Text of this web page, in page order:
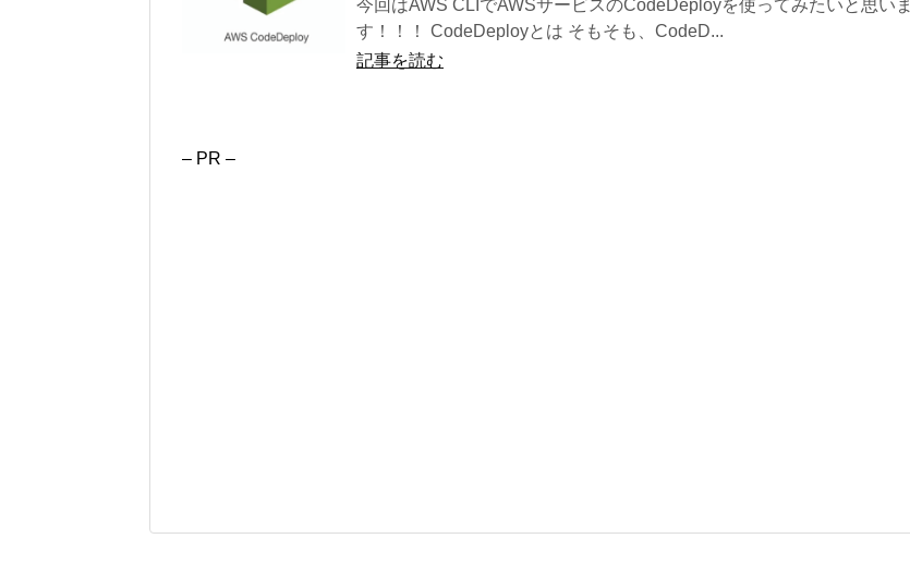
今回はAWS CLIでAWSサービスのCodeDeployを使ってみたいと思いま
す！！！ CodeDeployとは そもそも、CodeD...
記事を読む
– PR –